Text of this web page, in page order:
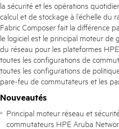
la sécurité et les opérations
calcul et de stockage à l’échelle du
Fabric Composer fait la différence
le logiciel est le principal moteur de
du réseau pour les plateformes
toutes les configurations de
toutes les configurations de
pare-feu de commutateurs et les
Nouveautés
Principal moteur réseau et
commutateurs HPE Aruba